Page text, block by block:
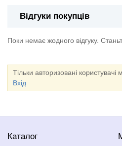
Відгуки покупців
Поки немає жодного відгуку.
Тільки авторизовані користувачі
Вхід
Каталог